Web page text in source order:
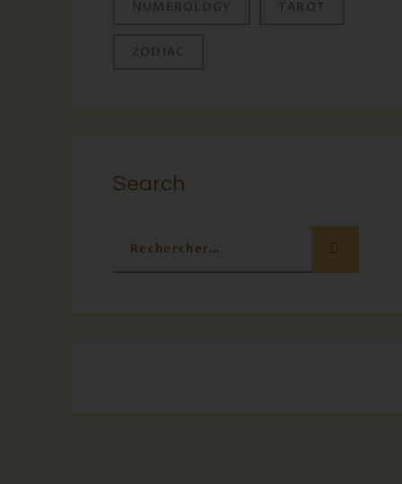
NUMEROLOGY TAROT
ZODIAC
Search